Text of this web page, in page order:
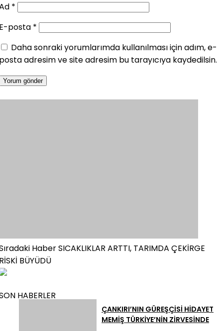
*
posta *
Daha sonraki yorumlarımda kullanılması için adım, e-
adresim ve site adresim bu tarayıcıya kaydedilsin.
HaberSICAKLIKLAR ARTTI, TARIMDA ÇEKİRGE
BÜYÜDÜ
HABERLER
ÇANKIRI’NIN GÜREŞÇİSİ HİDAYET
MEMİŞ TÜRKİYE’NİN ZİRVESİNDE